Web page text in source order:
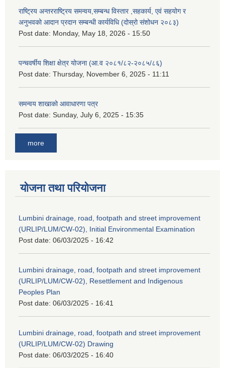
राष्ट्रिय अन्तरराष्ट्रिय समन्वय,सम्बन्ध विस्तार ,सहकार्य, एवं सहयोग र
अनुभवको आदान प्रदान सम्बन्धी कार्यविधि (दोस्रो संशोधन २०८३)
Post date: Monday, May 18, 2026 - 15:50
पन्चवर्षीय शिक्षा क्षेत्र योजना (आ.व २०८१/८२-२०८५/८६)
Post date: Thursday, November 6, 2025 - 11:11
समन्वय शाखाको आवाधारणा पत्र
Post date: Sunday, July 6, 2025 - 15:35
more
योजना तथा परियोजना
Lumbini drainage, road, footpath and street improvement
(URLIP/LUM/CW-02), Initial Environmental Examination
Post date: 06/03/2025 - 16:42
Lumbini drainage, road, footpath and street improvement
(URLIP/LUM/CW-02), Resettlement and Indigenous
Peoples Plan
Post date: 06/03/2025 - 16:41
Lumbini drainage, road, footpath and street improvement
(URLIP/LUM/CW-02) Drawing
Post date: 06/03/2025 - 16:40